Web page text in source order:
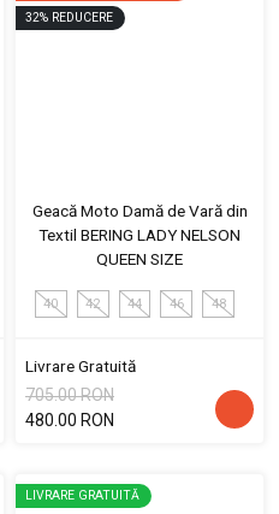
32% REDUCERE
Geacă Moto Damă de Vară din
Textil BERING LADY NELSON
QUEEN SIZE
40 42 44 46 48
Livrare Gratuită
705.00 RON
480.00 RON
LIVRARE GRATUITĂ